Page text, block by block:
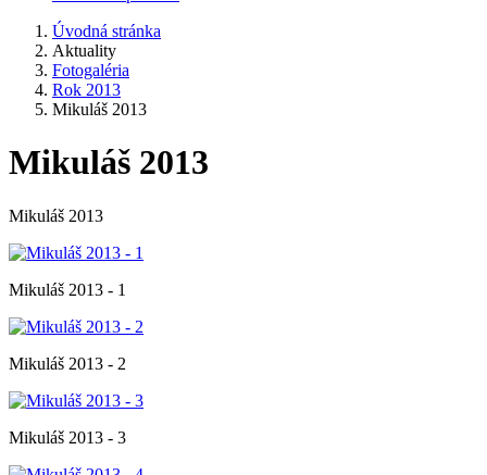
Úvodná stránka
Aktuality
Fotogaléria
Rok 2013
Mikuláš 2013
Mikuláš 2013
Mikuláš 2013
Mikuláš 2013 - 1
Mikuláš 2013 - 2
Mikuláš 2013 - 3